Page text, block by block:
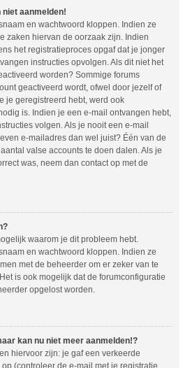
niet aanmelden!
en wachtwoord kloppen. Indien ze
zaken hiervan de oorzaak zijn. Indien
het registratieproces opgaf dat je jonger
instructies opvolgen. Als dit niet het
worden? Sommige forums
geactiveerd wordt, ofwel door jezelf of
je geregistreerd hebt, werd ook
is. Indien je een e-mail ontvangen hebt,
volgen. Als je nooit een e-mail
e-mailadres dan wel juist? Één van de
valse accounts te doen dalen. Als je
was, neem dan contact op met de
waarom je dit probleem hebt.
en wachtwoord kloppen. Indien ze
met de beheerder om er zeker van te
is ook mogelijk dat de forumconfiguratie
opgelost worden.
kan nu niet meer aanmelden!?
hiervoor zijn: je gaf een verkeerde
(controleer de e-mail met je registratie